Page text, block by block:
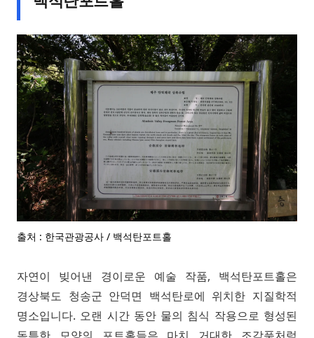
출처 : 한국관광공사 / 백석탄포트홀
자연이 빚어낸 경이로운 예술 작품, 백석탄포트홀은
경상북도 청송군 안덕면 백석탄로에 위치한 지질학적
명소입니다. 오랜 시간 동안 물의 침식 작용으로 형성된